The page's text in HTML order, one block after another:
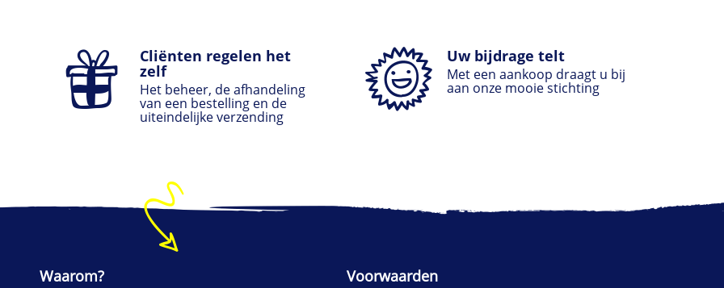
Cliënten regelen het
zelf
Het beheer, de afhandeling
van een bestelling en de
uiteindelijke verzending
Uw bijdrage telt
Met een aankoop draagt u bij
aan onze mooie stichting
Waarom? Voorwaarden